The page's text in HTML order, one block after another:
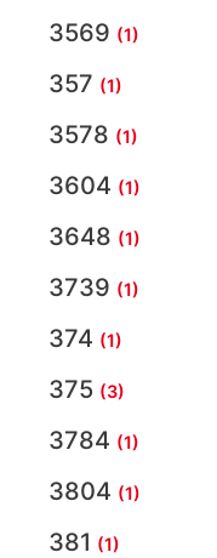
3569 (1)
357 (1)
3578 (1)
3604 (1)
3648 (1)
3739 (1)
374 (1)
375 (3)
3784 (1)
3804 (1)
381 (1)